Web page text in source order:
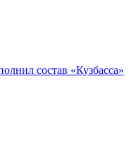
состав «Кузбасса»